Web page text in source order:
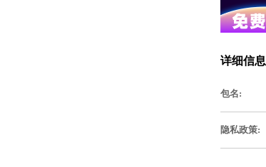
详细信息
包名:
隐私政策: